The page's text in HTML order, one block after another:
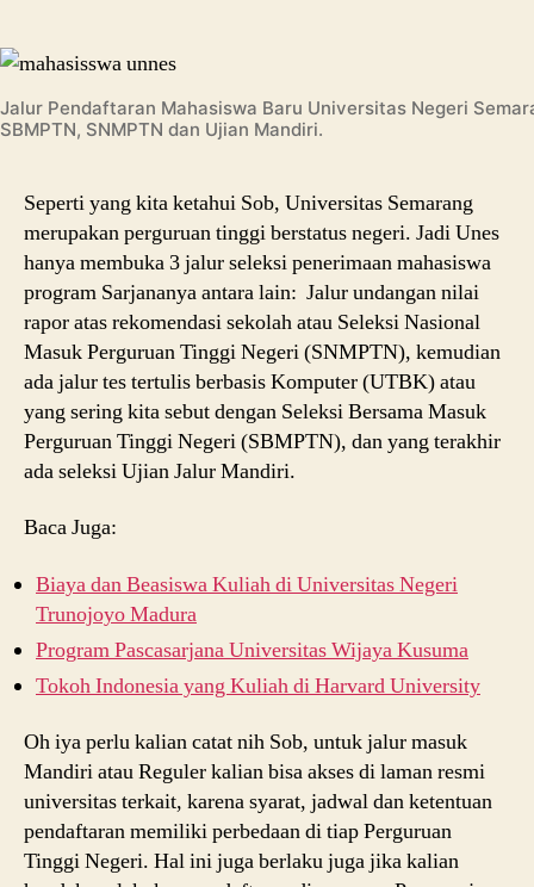
Jalur Pendaftaran Mahasiswa Baru Universitas Negeri
SBMPTN, SNMPTN dan Ujian Mandiri.
Seperti yang kita ketahui Sob, Universitas Semarang
merupakan perguruan tinggi berstatus negeri. Jadi Unes
hanya membuka 3 jalur seleksi penerimaan mahasiswa
program Sarjananya antara lain: Jalur undangan nilai
rapor atas rekomendasi sekolah atau Seleksi Nasional
Masuk Perguruan Tinggi Negeri (SNMPTN), kemudian
ada jalur tes tertulis berbasis Komputer (UTBK) atau
yang sering kita sebut dengan Seleksi Bersama Masuk
Perguruan Tinggi Negeri (SBMPTN), dan yang terakhir
ada seleksi Ujian Jalur Mandiri.
Baca Juga:
Biaya dan Beasiswa Kuliah di Universitas Negeri
Trunojoyo Madura
Program Pascasarjana Universitas Wijaya Kusuma
Tokoh Indonesia yang Kuliah di Harvard University
Oh iya perlu kalian catat nih Sob, untuk jalur masuk
Mandiri atau Reguler kalian bisa akses di laman resmi
universitas terkait, karena syarat, jadwal dan ketentuan
pendaftaran memiliki perbedaan di tiap Perguruan
Tinggi Negeri. Hal ini juga berlaku juga jika kalian